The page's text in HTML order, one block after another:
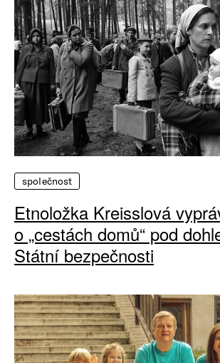
společnost
Etnoložka Kreisslová
o „cestách domů“ pod
Státní bezpečnosti